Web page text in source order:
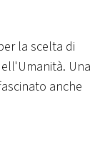
la scelta di
Una
anche